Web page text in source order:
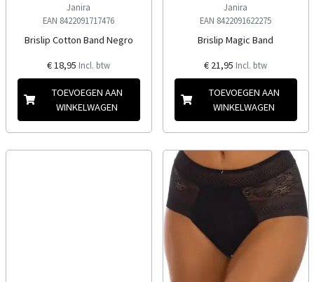
Janira
EAN 8422091717476
Brislip Cotton Band Negro
€ 18,95 Incl. btw
TOEVOEGEN AAN
WINKELWAGEN
Janira
EAN 8422091622275
Brislip Magic Band
€ 21,95 Incl. btw
TOEVOEGEN AAN
WINKELWAGEN